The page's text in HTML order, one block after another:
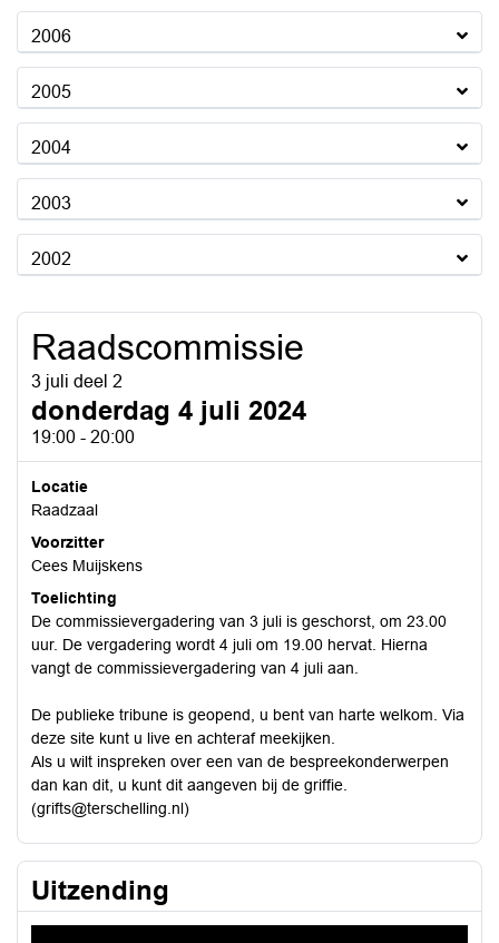
2006
2005
2004
2003
2002
Raadscommissie
3 juli deel 2
donderdag 4 juli 2024
19:00 - 20:00
Locatie
Raadzaal
Voorzitter
Cees Muijskens
Toelichting
De commissievergadering van 3 juli is geschorst, om 23.00
uur. De vergadering wordt 4 juli om 19.00 hervat. Hierna
vangt de commissievergadering van 4 juli aan.
De publieke tribune is geopend, u bent van harte welkom. Via
deze site kunt u live en achteraf meekijken.
Als u wilt inspreken over een van de bespreekonderwerpen
dan kan dit, u kunt dit aangeven bij de griffie.
(grifts@terschelling.nl)
Uitzending